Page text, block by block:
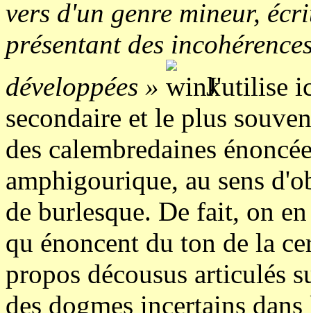
vers d'un genre mineur,
présentant des
développées »
J'utilise
secondaire et le plus
des calembredaines
amphigourique, au sens
de burlesque. De fait, on
qu énoncent du ton de la
propos décousus articulés
des dogmes incertains